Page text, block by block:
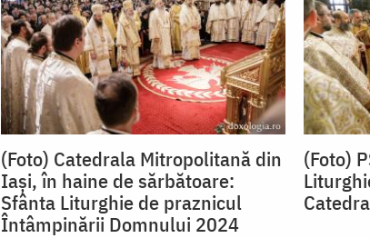
(Foto) Catedrala Mitropolitană din
Iași, în haine de sărbătoare:
Sfânta Liturghie de praznicul
Întâmpinării Domnului 2024
(Foto)